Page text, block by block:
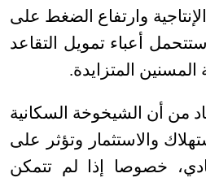
وارتفاع الضغط على
أعباء تمويل التقاعد
المتزايدة.
من أن الشيخوخة السكانية
والاستثمار وتؤثر على
خصوصا إذا لم تتمكن